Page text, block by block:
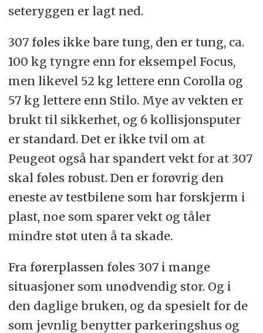
seteryggen er lagt ned.
307 føles ikke bare tung, den er tung, ca.
100 kg tyngre enn for eksempel Focus,
men likevel 52 kg lettere enn Corolla og
57 kg lettere enn Stilo. Mye av vekten er
brukt til sikkerhet, og 6 kollisjonsputer
er standard. Det er ikke tvil om at
Peugeot også har spandert vekt for at 307
skal føles robust. Den er forøvrig den
eneste av testbilene som har forskjerm i
plast, noe som sparer vekt og tåler
mindre støt uten å ta skade.
Fra førerplassen føles 307 i mange
situasjoner som unødvendig stor. Og i
den daglige bruken, og da spesielt for de
som jevnlig benytter parkeringshus og